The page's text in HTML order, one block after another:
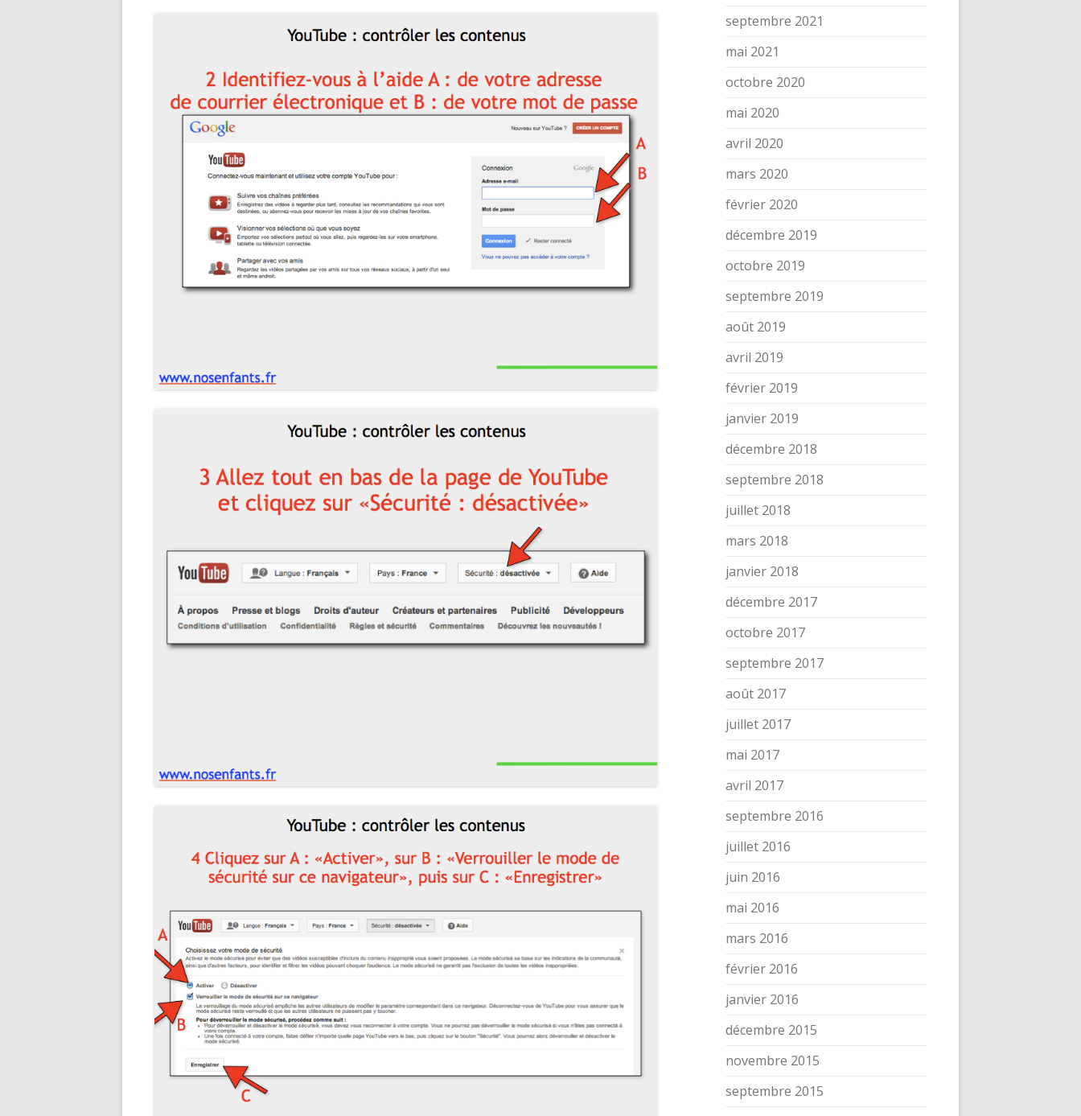
septembre 2021
mai 2021
octobre 2020
mai 2020
avril 2020
mars 2020
février 2020
décembre 2019
octobre 2019
septembre 2019
août 2019
avril 2019
février 2019
janvier 2019
décembre 2018
septembre 2018
juillet 2018
mars 2018
janvier 2018
décembre 2017
octobre 2017
septembre 2017
août 2017
juillet 2017
mai 2017
avril 2017
septembre 2016
juillet 2016
juin 2016
mai 2016
mars 2016
février 2016
janvier 2016
décembre 2015
novembre 2015
septembre 2015